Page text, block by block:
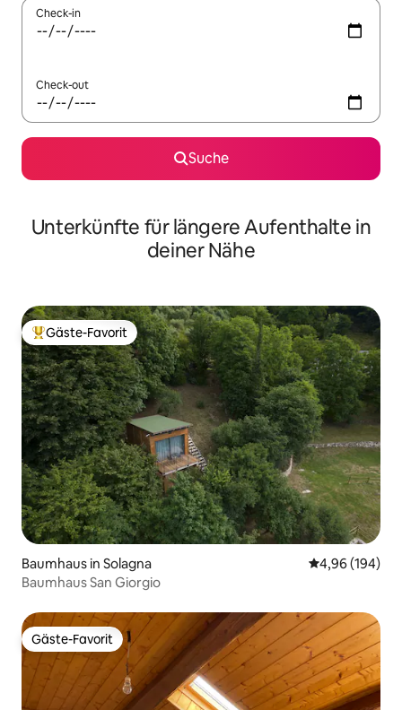
Check-in
Check-out
Suche
Unterkünfte für längere Aufenthalte in
deiner Nähe
Beliebter Gäste-Favorit.
Gäste-Favorit
Baumhaus in Solagna
4,96 (194)
Baumhaus San Giorgio
Gäste-Favorit
Gäste-Favorit